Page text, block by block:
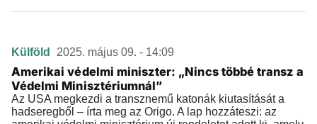
Külföld 2025. május 09. - 14:09
Amerikai védelmi miniszter: „Nincs többé transz a
Védelmi Minisztériumnál”
Az USA megkezdi a transznemű katonák kiutasítását a
hadseregből – írta meg az Origo. A lap hozzáteszi: az